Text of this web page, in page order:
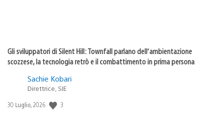
Gli sviluppatori di Silent Hill: Townfall parlano dell’ambientazione
scozzese, la tecnologia retrò e il combattimento in prima persona
Sachie Kobari
Direttrice, SIE
Data
30 Luglio, 2026 3